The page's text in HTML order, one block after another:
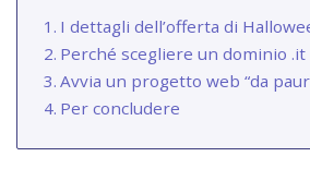
I dettagli dell’offerta di
Perché scegliere un dominio .it
Avvia un progetto web “da
Per concludere